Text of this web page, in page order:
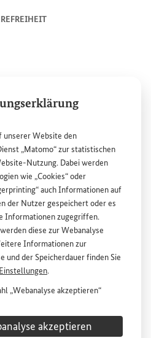
unsererWebsite den
„Matomo“ zur statistischen
-Nutzung. Dabei werden
wie „Cookies“ oder
“ auch Informationen auf
der Nutzer gespeichert oder es
Informationen zugegriffen.
diese zur Webanalyse
Informationen zur
und der Speicherdauer finden Sie
.
„Webanalyse akzeptieren“
auf derWebsitedes
für wirtschaftliche
akzeptieren
Zusammenarbeit und